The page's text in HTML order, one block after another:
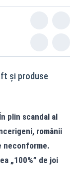
și produse
plin scandal al
românii
neconforme.
„100%” de joi